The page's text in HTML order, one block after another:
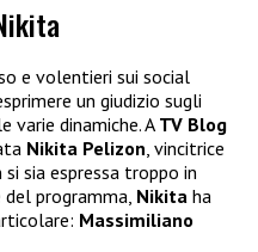
e volentieri sui social
un giudizio sugli
varie dinamiche. A TV Blog
Nikita Pelizon , vincitrice
si sia espressa troppo in
programma, Nikita ha
Massimiliano